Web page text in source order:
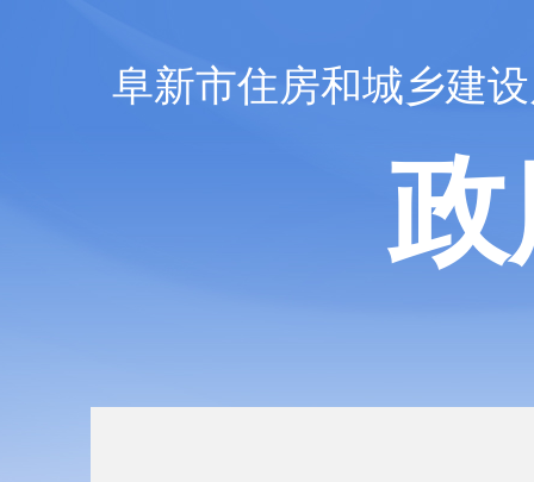
阜新市住房和城乡建